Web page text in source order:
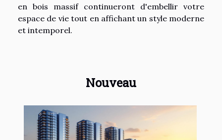
en bois massif continueront d'embellir votre
espace de vie tout en affichant un style moderne
et intemporel.
Nouveau